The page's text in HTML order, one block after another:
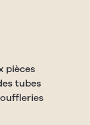
pièces
tubes